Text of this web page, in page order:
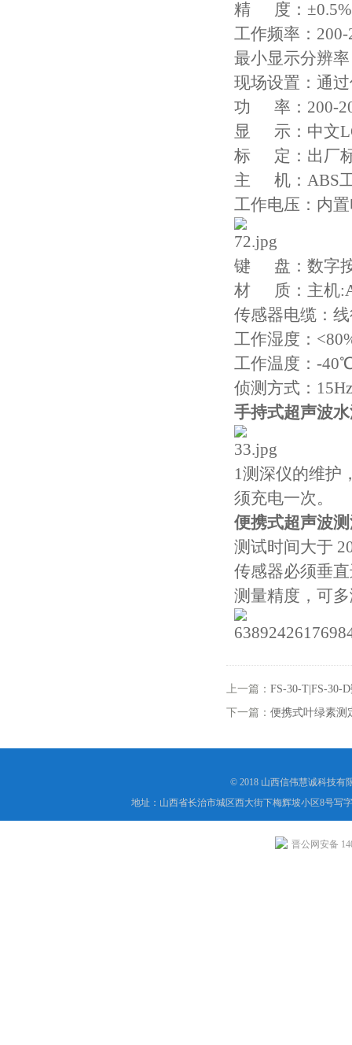
精 度：±0.5%
工作频率：
最小显示分辨率
现场设置：通
功 率：200-
显 示：中文
标 定：出厂
主 机：ABS工
工作电压：内
键 盘：数字
材 质：主机
传感器电缆：线
工作湿度：
工作温度：-
侦测方式：
手持式超声波
1测深仪的维护
须充电一次。
便携式超声波
测试时间大于
传感器必须垂
测量精度，可
上一篇： FS-30-T|FS-30-
下一篇： 便携式叶绿素测
© 2018 山西信伟慧诚科技有
地址：山西省长治市城区西大街下梅辉坡小区8号写
晋公网安备